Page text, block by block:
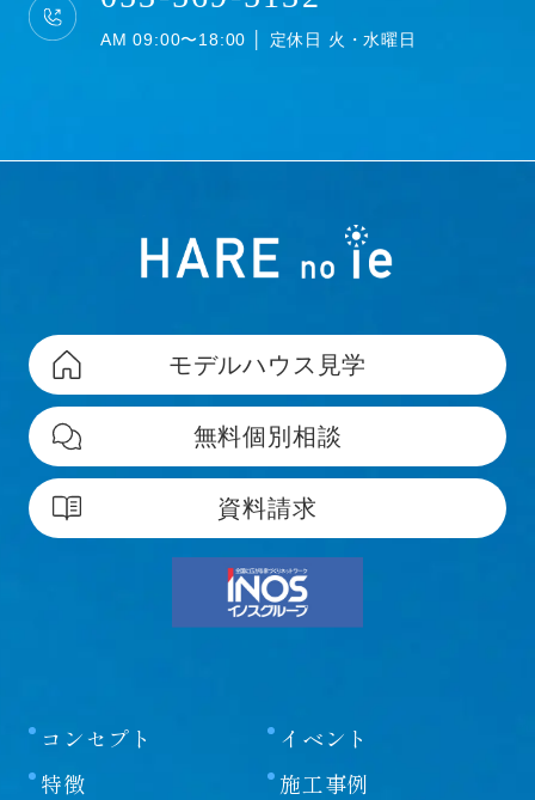
AM 09:00〜18:00 │ 定休日 火・水曜日
モデルハウス見学
無料個別相談
資料請求
コンセプト
特徴
イベント
施工事例